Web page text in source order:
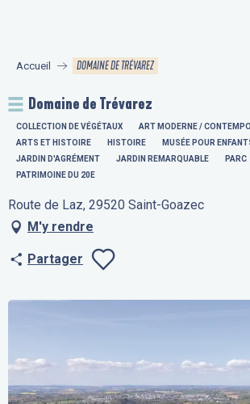
principal
Accueil DOMAINE DE TRÉVAREZ
Domaine de Trévarez
COLLECTION DE VÉGÉTAUX
ART MODERNE /
ARTS ET HISTOIRE
HISTOIRE
MUSÉE POUR
JARDIN D'AGRÉMENT
JARDIN REMARQUABLE PARC
PATRIMOINE DU 20E
Route de Laz, 29520 Saint-Goazec
M'y rendre
Partager